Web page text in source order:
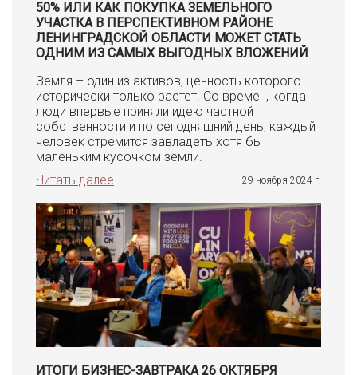
50% ИЛИ КАК ПОКУПКА ЗЕМЕЛЬНОГО
УЧАСТКА В ПЕРСПЕКТИВНОМ РАЙОНЕ
ЛЕНИНГРАДСКОЙ ОБЛАСТИ МОЖЕТ СТАТЬ
ОДНИМ ИЗ САМЫХ ВЫГОДНЫХ ВЛОЖЕНИЙ
Земля – один из активов, ценность которого
исторически только растет. Со времен, когда
люди впервые приняли идею частной
собственности и по сегодняшний день, каждый
человек стремится завладеть хотя бы
маленьким кусочком земли.
Читать далее
29 ноября 2024 г.
ИТОГИ БИЗНЕС-ЗАВТРАКА 26 ОКТЯБРЯ